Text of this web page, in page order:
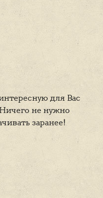
для Вас
не нужно
заранее!